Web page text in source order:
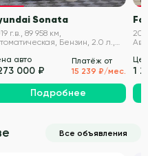
Sonata
г.в., 89 958 км,
Бензин, 2.0 л.,
авто
000 ₽
Платёж от
15 239 ₽/мес.
Подробнее
1
Все объявления